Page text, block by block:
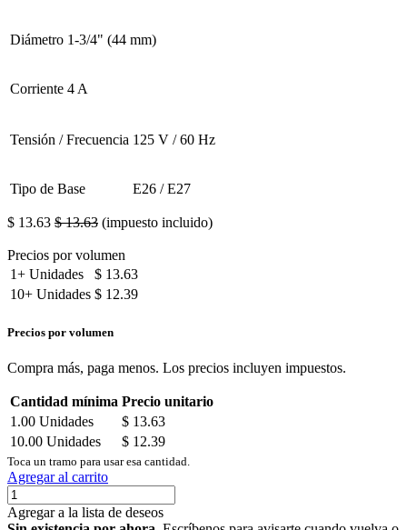
Diámetro 1-3/4" (44 mm)
Corriente 4 A
Tensión / Frecuencia 125 V / 60 Hz
Tipo de Base E26 / E27
$ 13.63 $13.63 (impuesto incluido)
Precios por volumen
1+ Unidades $ 13.63
10+ Unidades $ 12.39
Precios por volumen
Compra más, paga menos. Los precios incluyen impuestos.
Cantidad mínima Precio unitario
1.00 Unidades $ 13.63
10.00 Unidades $ 12.39
Toca un tramo para usar esa cantidad.
Agregar al carrito
Agregar a la lista de deseos